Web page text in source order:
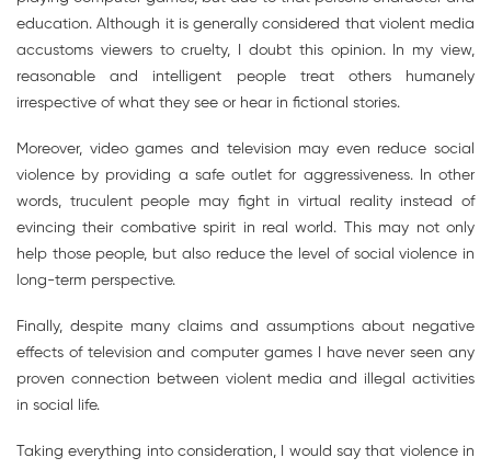
education. Although it is generally considered that violent media
accustoms viewers to cruelty, I doubt this opinion. In my view,
reasonable and intelligent people treat others humanely
irrespective of what they see or hear in fictional stories.
Moreover, video games and television may even reduce social
violence by providing a safe outlet for aggressiveness. In other
words, truculent people may fight in virtual reality instead of
evincing their combative spirit in real world. This may not only
help those people, but also reduce the level of social violence in
long-term perspective.
Finally, despite many claims and assumptions about negative
effects of television and computer games I have never seen any
proven connection between violent media and illegal activities
in social life.
Taking everything into consideration, I would say that violence in